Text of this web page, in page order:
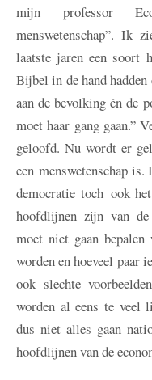
mijn professor
menswetenschap”. Ik
laatste jaren een soort
Bijbel in de hand
aan de bevolking én de
moet haar gang gaan.”
geloofd. Nu wordt er
een menswetenschap is.
democratie toch ook
hoofdlijnen zijn van
moet niet gaan bepalen
worden en hoeveel paar
ook slechte
worden al eens te veel
dus niet alles gaan
hoofdlijnen van de